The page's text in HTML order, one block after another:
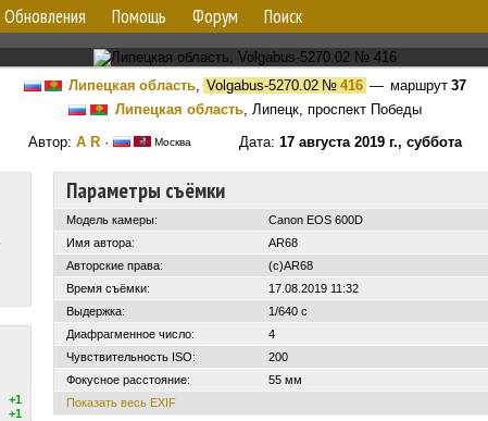
Обновления Помощь Форум Поиск
Липецкая область, Volgabus-5270.02№ 416 — маршрут 37
Липецкая область, Липецк, проспект Победы
Автор: A R· МоскваДата: 17 августа 2019 г., суббота
+1
+1
Параметры съёмки
Модель камеры:
Canon EOS 600D
Имя автора:
AR68
Авторские права:
(c)AR68
Время съёмки:
17.08.2019 11:32
Выдержка:
1/640 с
Диафрагменное число:
4
Чувствительность ISO:
200
Фокусное расстояние:
55 мм
Показать весь EXIF